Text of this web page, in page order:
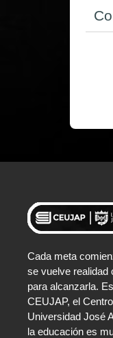
Cada meta
se vuelve realidad
para alcanzarla.
CEUJAP, el
Universidad José
la educación es